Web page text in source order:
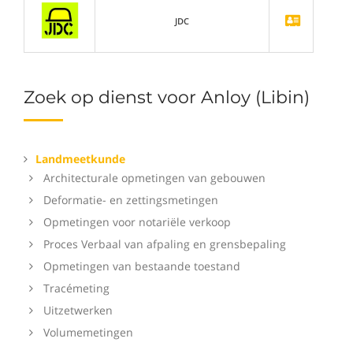
Zoek op dienst voor Anloy (Libin)
Landmeetkunde
Architecturale opmetingen van gebouwen
Deformatie- en zettingsmetingen
Opmetingen voor notariële verkoop
Proces Verbaal van afpaling en grensbepaling
Opmetingen van bestaande toestand
Tracémeting
Uitzetwerken
Volumemetingen
JDC